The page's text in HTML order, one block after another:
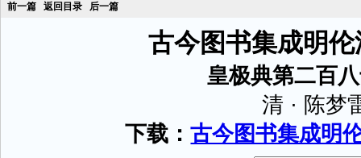
前一篇
返回目录 后一篇
古今图书集成明
皇极典第二百
清 · 陈梦
下载：古今图书集成明